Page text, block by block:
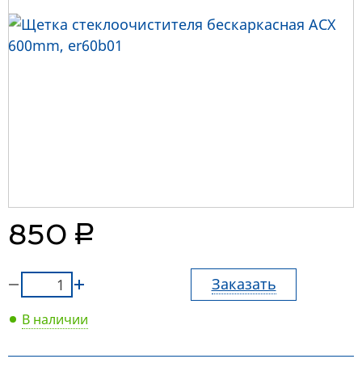
850 руб.
Заказать
В наличии